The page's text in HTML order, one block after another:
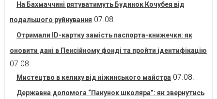
На Бахмаччині рятуватимуть Будинок Кочубея від
подальшого руйнування 07.08.
Отримали ID-картку замість паспорта-книжечки: як
оновити дані в Пенсійному фонді та пройти ідентифікацію
07.08.
Мистецтво в келиху від ніжинського майстра 07.08.
Державна допомога “Пакунок школяра”: як звернутись